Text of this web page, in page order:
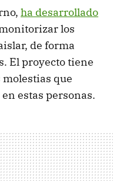
ha desarrollado
los
de forma
El proyecto tiene
que
estas personas.